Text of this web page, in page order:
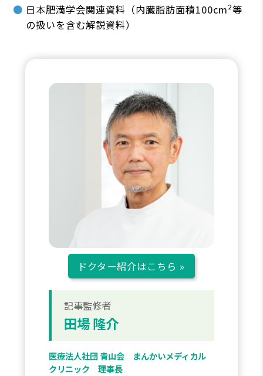
日本肥満学会関連資料（内臓脂肪面積100cm²等
の扱いを含む解説資料）
ドクター紹介はこちら »
記事監修者
田場 隆介
医療法人社団 青山会 まんかいメディカル
クリニック 理事長